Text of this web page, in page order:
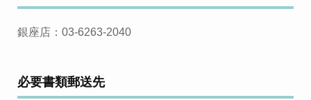
銀座店：03-6263-2040
必要書類郵送先